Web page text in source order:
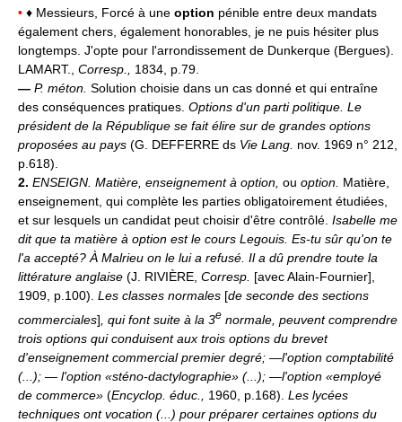
• ♦ Messieurs, Forcé à une option pénible entre deux mandats
également chers, également honorables, je ne puis hésiter plus
longtemps. J'opte pour l'arrondissement de Dunkerque (Bergues).
LAMART., Corresp., 1834, p.79.
— P. méton. Solution choisie dans un cas donné et qui entraîne
des conséquences pratiques. Options d'un parti politique. Le
président de la République se fait élire sur de grandes options
proposées au pays (G. DEFFERRE ds Vie Lang. nov. 1969 n° 212,
p.618).
2. ENSEIGN. Matière, enseignement à option, ou option. Matière,
enseignement, qui complète les parties obligatoirement étudiées,
et sur lesquels un candidat peut choisir d'être contrôlé. Isabelle me
dit que ta matière à option est le cours Legouis. Es-tu sûr qu'on te
l'a accepté? À Malrieu on le lui a refusé. Il a dû prendre toute la
littérature anglaise (J. RIVIÈRE, Corresp. [avec Alain-Fournier],
1909, p.100). Les classes normales [de seconde des sections
commerciales] , qui font suite à la 3e normale, peuvent comprendre
trois options qui conduisent aux trois options du brevet
d'enseignement commercial premier degré; —l'option comptabilité
(...); — l'option «sténo-dactylographie» (...); —l'option «employé
de commerce» (Encyclop. éduc., 1960, p.168). Les lycées
techniques ont vocation (...) pour préparer certaines options du